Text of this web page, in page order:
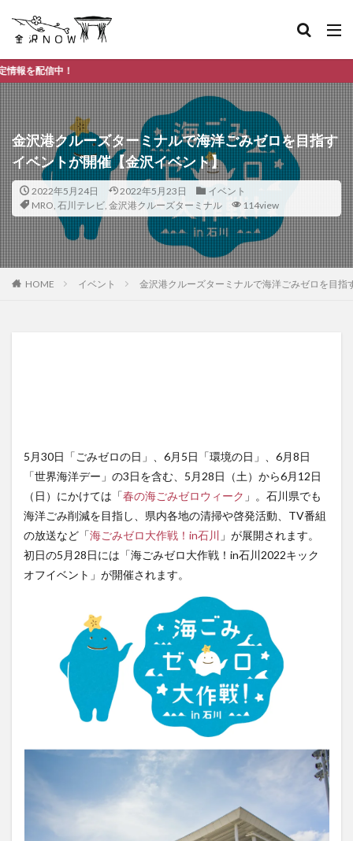
金沢港クルーズターミナルで海洋ごみゼロを目指す
イベントが開催【金沢イベント】
2022年5月24日 2022年5月23日
イベント
MRO, 石川テレビ, 金沢港クルーズターミナル 114view
HOME イベント 金沢港クルーズターミナルで海洋ごみゼロを目指
5月30日「ごみゼロの日」、6月5日「環境の日」、6月8日
「世界海洋デー」の3日を含む、5月28日（土）から6月12日
（日）にかけては「春の海ごみゼロウィーク 」。石川県でも
海洋ごみ削減を目指し、県内各地の清掃や啓発活動、TV番組
の放送など「海ごみゼロ大作戦！in石川 」が展開されます。
初日の5月28日には「海ごみゼロ大作戦！in石川2022キック
オフイベント」が開催されます。